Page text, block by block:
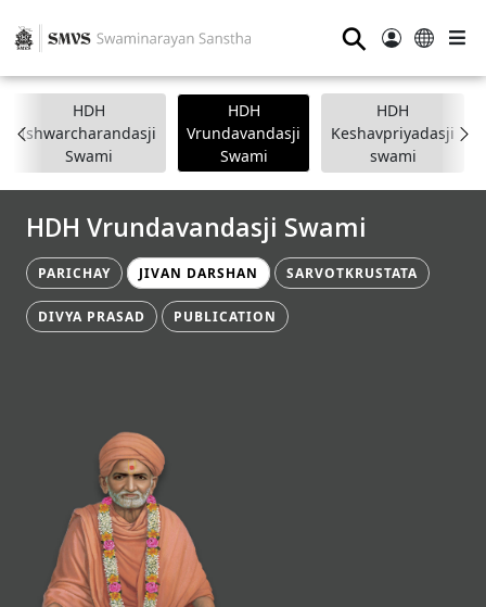
⚲
HDH
Ishwarcharandasji
Swami
HDH
Vrundavandasji
Swami
HDH
Keshavpriyadasji
swami
HDH Vrundavandasji Swami
PARICHAY JIVAN DARSHAN SARVOTKRUSTATA
DIVYA PRASAD PUBLICATION